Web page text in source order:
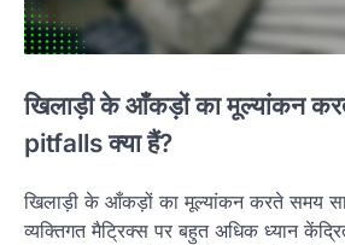
खिलाड़ी के आँकड़ों का मूल्यांकन
pitfalls क्या हैं?
खिलाड़ी के आँकड़ों का मूल्यांकन करते समय
व्यक्तिगत मैट्रिक्स पर बहुत अधिक ध्यान